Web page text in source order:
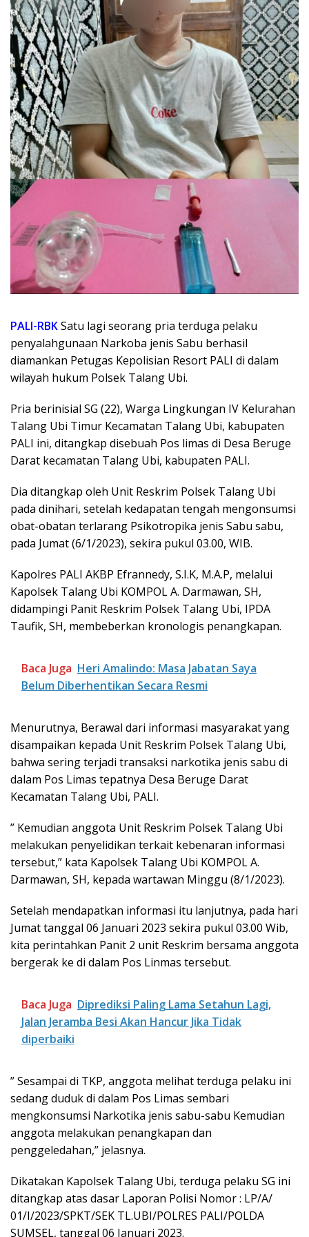
PALI-RBKSatu lagi seorang pria terduga pelaku
penyalahgunaan Narkoba jenis Sabu berhasil
diamankan Petugas Kepolisian Resort PALI di dalam
wilayah hukum Polsek Talang Ubi.
Pria berinisial SG (22), Warga Lingkungan IV Kelurahan
Talang Ubi Timur Kecamatan Talang Ubi, kabupaten
PALI ini, ditangkap disebuah Pos limas di Desa Beruge
Darat kecamatan Talang Ubi, kabupaten PALI.
Dia ditangkap oleh Unit Reskrim Polsek Talang Ubi
pada dinihari, setelah kedapatan tengah mengonsumsi
obat-obatan terlarang Psikotropika jenis Sabu sabu,
pada Jumat (6/1/2023), sekira pukul 03.00, WIB.
Kapolres PALI AKBP Efrannedy, S.I.K, M.A.P, melalui
Kapolsek Talang Ubi KOMPOL A. Darmawan, SH,
didampingi Panit Reskrim Polsek Talang Ubi, IPDA
Taufik, SH, membeberkan kronologis penangkapan.
Baca Juga Heri Amalindo: Masa Jabatan Saya
Belum Diberhentikan Secara Resmi
Menurutnya, Berawal dari informasi masyarakat yang
disampaikan kepada Unit Reskrim Polsek Talang Ubi,
bahwa sering terjadi transaksi narkotika jenis sabu di
dalam Pos Limas tepatnya Desa Beruge Darat
Kecamatan Talang Ubi, PALI.
” Kemudian anggota Unit Reskrim Polsek Talang Ubi
melakukan penyelidikan terkait kebenaran informasi
tersebut,” kata Kapolsek Talang Ubi KOMPOL A.
Darmawan, SH, kepada wartawan Minggu (8/1/2023).
Setelah mendapatkan informasi itu lanjutnya, pada hari
Jumat tanggal 06 Januari 2023 sekira pukul 03.00 Wib,
kita perintahkan Panit 2 unit Reskrim bersama anggota
bergerak ke di dalam Pos Linmas tersebut.
Baca Juga Diprediksi Paling Lama Setahun Lagi,
Jalan Jeramba Besi Akan Hancur Jika Tidak
diperbaiki
” Sesampai di TKP, anggota melihat terduga pelaku ini
sedang duduk di dalam Pos Limas sembari
mengkonsumsi Narkotika jenis sabu-sabu Kemudian
anggota melakukan penangkapan dan
penggeledahan,” jelasnya.
Dikatakan Kapolsek Talang Ubi, terduga pelaku SG ini
ditangkap atas dasar Laporan Polisi Nomor : LP/A/
01/I/2023/SPKT/SEK TL.UBI/POLRES PALI/POLDA
SUMSEL, tanggal 06 Januari 2023.